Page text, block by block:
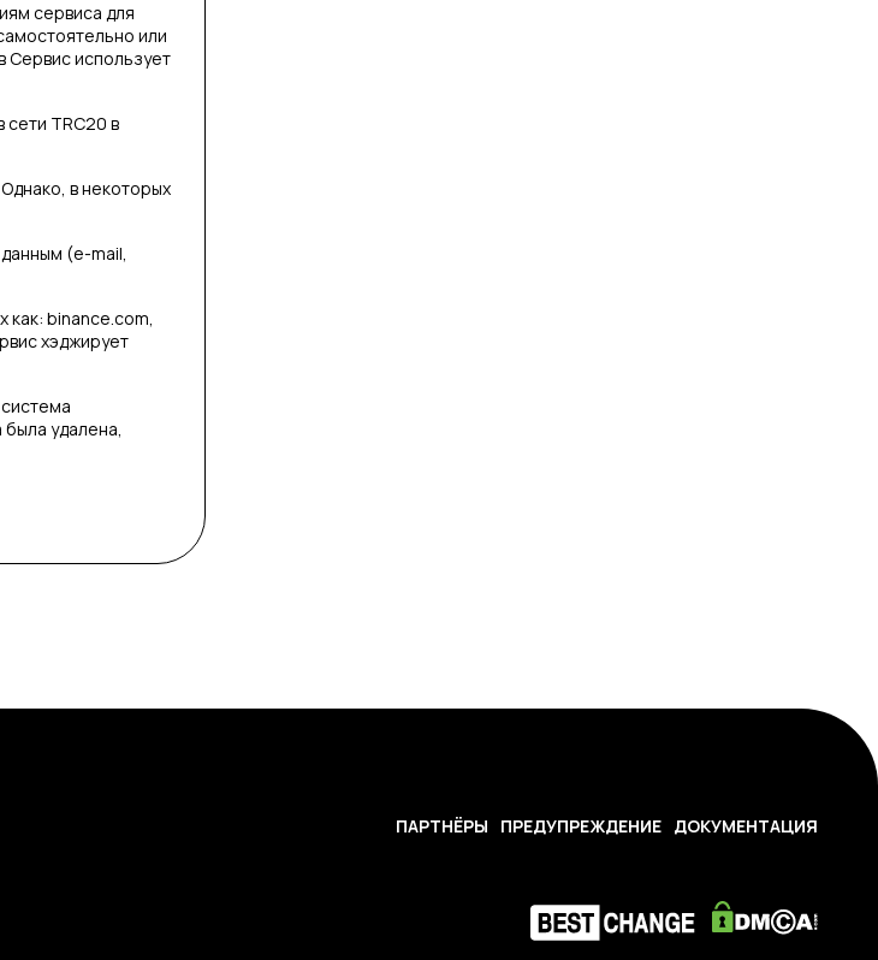
сервиса для
или
Сервис использует
TRC20 в
в некоторых
(e-mail,
как: binance.com,
хэджирует
была удалена,
ПАРТНЁРЫ ПРЕДУПРЕЖДЕНИЕ ДОКУМЕНТАЦИЯ